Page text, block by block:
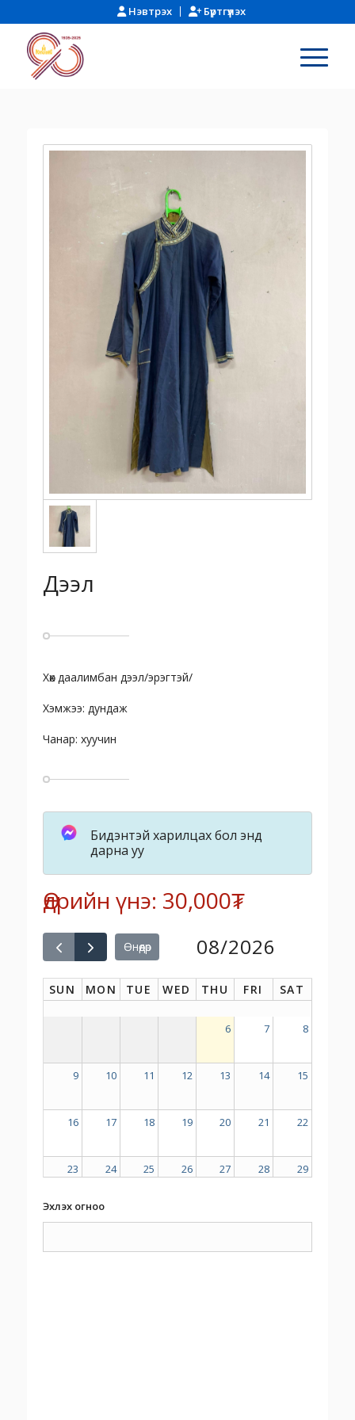
Нэвтрэх Бүртгүүлэх
Дээл
Хөх даалимбан дээл/эрэгтэй/
Хэмжээ: дундаж
Чанар: хуучин
Бидэнтэй харилцах бол энд
дарна уу
Өдрийн үнэ: 30,000₮
Өнөөдөр 08/2026
SUN MON TUE WED THU FRI SAT
6 7 8
9 10 11 12 13 14 15
16 17 18 19 20 21 22
23 24 25 26 27 28 29
Эхлэх огноо